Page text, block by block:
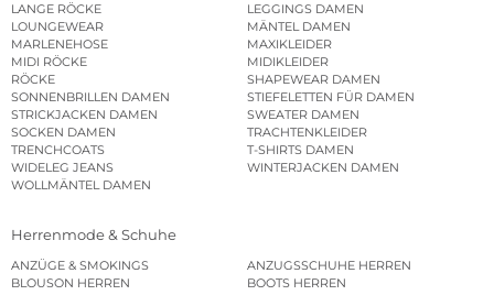
LANGE RÖCKE
LEGGINGS DAMEN
LOUNGEWEAR
MÄNTEL DAMEN
MARLENEHOSE
MAXIKLEIDER
MIDI RÖCKE
MIDIKLEIDER
RÖCKE
SHAPEWEAR DAMEN
SONNENBRILLEN DAMEN
STIEFELETTEN FÜR DAMEN
STRICKJACKEN DAMEN
SWEATER DAMEN
SOCKEN DAMEN
TRACHTENKLEIDER
TRENCHCOATS
T-SHIRTS DAMEN
WIDELEG JEANS
WINTERJACKEN DAMEN
WOLLMÄNTEL DAMEN
Herrenmode & Schuhe
ANZÜGE & SMOKINGS
ANZUGSSCHUHE HERREN
BLOUSON HERREN
BOOTS HERREN